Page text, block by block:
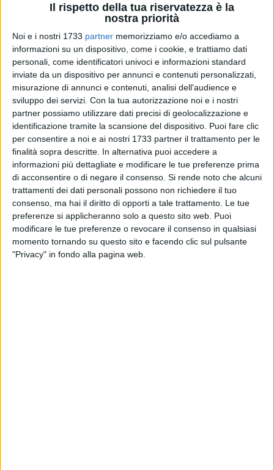
Il rispetto della tua riservatezza è la
nostra priorità
Noi e i nostri 1733 partner memorizziamo e/o accediamo a
informazioni su un dispositivo, come i cookie, e trattiamo dati
personali, come identificatori univoci e informazioni standard
inviate da un dispositivo per annunci e contenuti personalizzati,
misurazione di annunci e contenuti, analisi dell'audience e
sviluppo dei servizi. Con la tua autorizzazione noi e i nostri
partner possiamo utilizzare dati precisi di geolocalizzazione e
identificazione tramite la scansione del dispositivo. Puoi fare clic
per consentire a noi e ai nostri 1733 partner il trattamento per le
finalità sopra descritte. In alternativa puoi accedere a
informazioni più dettagliate e modificare le tue preferenze prima
di acconsentire o di negare il consenso. Si rende noto che alcuni
trattamenti dei dati personali possono non richiedere il tuo
consenso, ma hai il diritto di opporti a tale trattamento. Le tue
preferenze si applicheranno solo a questo sito web. Puoi
modificare le tue preferenze o revocare il consenso in qualsiasi
momento tornando su questo sito e facendo clic sul pulsante
"Privacy" in fondo alla pagina web.
45
La casa natale di Giovanni Bovio, situata in Via Mario
Pagano a Trani, è pronta per una nuova vita, trasformandosi
in un vivace spazio inclusivo dedicato ad attività sociali e
culturali. Dopo anni di abbandono e occupazioni abusive
che ne hanno compromesso la struttura, l'edificio, di
proprietà comunale, sarà riqualificato grazie a un
finanziamento regionale e alla partecipazione al bando
"Luoghi comuni".
Il cuore del progetto è "Lampo" (Laboratorio multimediale